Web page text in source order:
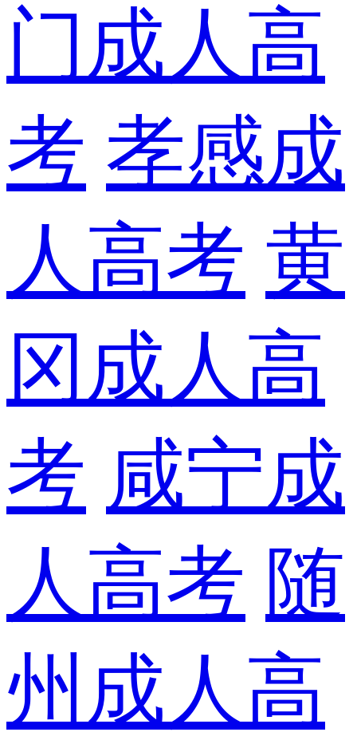
门成人高
考 孝感成
人高考 黄
冈成人高
考 咸宁成
人高考 随
州成人高